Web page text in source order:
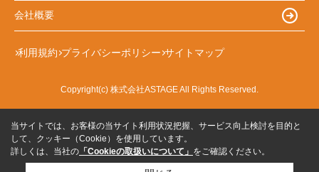
会社概要
利用規約 プライバシーポリシー サイトマップ
Copyright(c) 株式会社ASTAGE All Rights Reserved.
当サイトでは、お客様の当サイト利用状況把握、サービス向上検討を目的と
して、クッキー（Cookie）を使用しています。
詳しくは、当社の 「Cookieの取扱いについて」 をご確認ください。